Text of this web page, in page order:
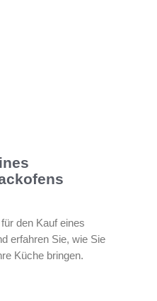
den Kauf eines
erfahren Sie, wie Sie
Küche bringen.